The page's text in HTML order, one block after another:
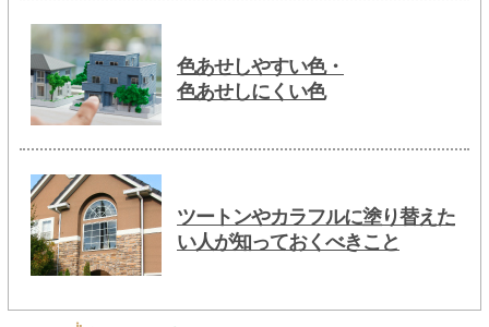
色あせしやすい色・
色あせしにくい色
ツートンやカラフルに塗り替えた
い人が知っておくべきこと